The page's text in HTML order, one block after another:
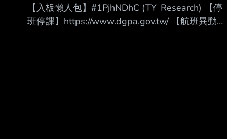
【入板懶人包】#1PjhNDhC (TY_Research) 【停
班停課】https://www.dgpa.gov.tw/ 【航班異動】